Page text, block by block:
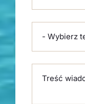
- Wybierz
Treść